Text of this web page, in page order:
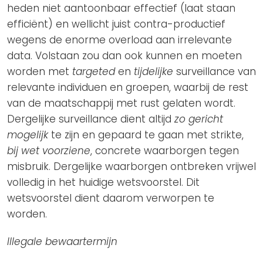
heden niet aantoonbaar effectief (laat staan
efficiënt) en wellicht juist contra-productief
wegens de enorme overload aan irrelevante
data. Volstaan zou dan ook kunnen en moeten
worden met targeteden tijdelijke surveillance van
relevante individuen en groepen, waarbij de rest
van de maatschappij met rust gelaten wordt.
Dergelijke surveillance dient altijdzo gericht
mogelijkte zijn en gepaard te gaan met strikte,
bij wet voorziene, concrete waarborgen tegen
misbruik. Dergelijke waarborgen ontbreken vrijwel
volledig in het huidige wetsvoorstel. Dit
wetsvoorstel dient daarom verworpen te
worden.
Illegale bewaartermijn